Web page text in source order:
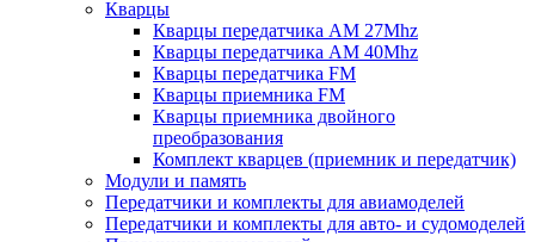
Кварцы
Кварцы передатчика AM 27Mhz
Кварцы передатчика AM 40Mhz
Кварцы передатчика FM
Кварцы приемника FM
Кварцы приемника двойного
преобразования
Комплект кварцев (приемник и передатчик)
Модули и память
Передатчики и комплекты для авиамоделей
Передатчики и комплекты для авто- и судомоделей